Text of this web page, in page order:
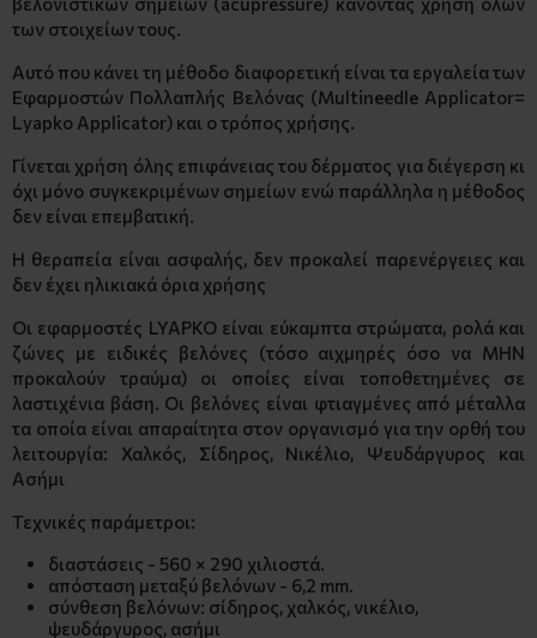
των στοιχείων τους.
Αυτό που κάνει τη μέθοδο διαφορετική είναι τα εργαλεία των
Εφαρμοστών Πολλαπλής Βελόνας (Multineedle Applicator=
Lyapko Applicator) και o τρόπος χρήσης.
Γίνεται χρήση όλης επιφάνειας του δέρματος για διέγερση κι
όχι μόνο συγκεκριμένων σημείων ενώ παράλληλα η μέθοδος
δεν είναι επεμβατική.
Η θεραπεία είναι ασφαλής, δεν προκαλεί παρενέργειες και
δεν έχει ηλικιακά όρια χρήσης
Οι εφαρμοστές LYAPKO είναι εύκαμπτα στρώματα, ρολά και
ζώνες με ειδικές βελόνες (τόσο αιχμηρές όσο να ΜΗΝ
προκαλούν τραύμα) οι οποίες είναι τοποθετημένες σε
λαστιχένια βάση. Οι βελόνες είναι φτιαγμένες από μέταλλα
τα οποία είναι απαραίτητα στον οργανισμό για την ορθή του
λειτουργία: Χαλκός, Σίδηρος, Νικέλιο, Ψευδάργυρος και
Ασήμι
Τεχνικές παράμετροι:
διαστάσεις - 560 × 290 χιλιοστά.
απόσταση μεταξύ βελόνων - 6,2 mm.
σύνθεση βελόνων: σίδηρος, χαλκός, νικέλιο,
ψευδάργυρος, ασήμι